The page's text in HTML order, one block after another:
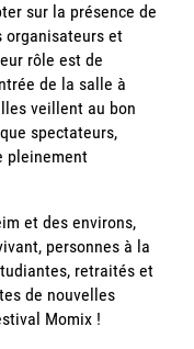
sur la présence de
organisateurs et
rôle est de
de la salle à
veillent au bon
spectateurs,
pleinement
et des environs,
personnes à la
retraités et
de nouvelles
Momix !